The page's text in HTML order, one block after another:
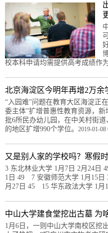
校本科申请均需提供高考成绩作
北京海淀区今明年再增2万余
“入园难”问题在教育大区海淀正
委主体”扩增普惠性教育资源，新
批6所民办幼儿园，在中关村街
的地区扩增990个学位。 2019-01-08
又是别人家的学校吗？寒假
3 东北林业大学 1月7日 2月24日
1日 49 7 安徽师范大学 1月15日
月27日 45 15 华东政法大学 1月
中山大学建食堂挖出古墓 为
1月6日，一则中山大学南校区挖